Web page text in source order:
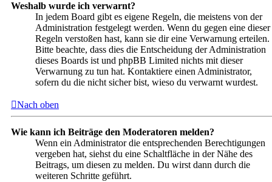
Weshalb wurde ich verwarnt?
In jedem Board gibt es eigene Regeln, die meistens von der
Administration festgelegt werden. Wenn du gegen eine dieser
Regeln verstoßen hast, kann sie dir eine Verwarnung erteilen.
Bitte beachte, dass dies die Entscheidung der Administration
dieses Boards ist und phpBB Limited nichts mit dieser
Verwarnung zu tun hat. Kontaktiere einen Administrator,
sofern du die nicht sicher bist, wieso du verwarnt wurdest.
Nach oben
Wie kann ich Beiträge den Moderatoren melden?
Wenn ein Administrator die entsprechenden Berechtigungen
vergeben hat, siehst du eine Schaltfläche in der Nähe des
Beitrags, um diesen zu melden. Du wirst dann durch die
weiteren Schritte geführt.